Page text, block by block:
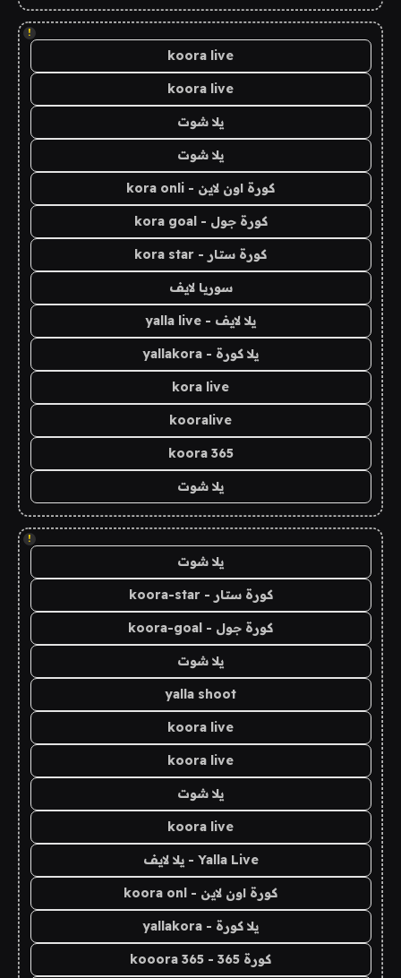
!
koora live
koora live
يلا شوت
يلا شوت
كورة اون لاين - kora onli
كورة جول - kora goal
كورة ستار - kora star
سوريا لايف
يلا لايف - yalla live
يلا كورة - yallakora
kora live
kooralive
koora 365
يلا شوت
!
يلا شوت
كورة ستار - koora-star
كورة جول - koora-goal
يلا شوت
yalla shoot
koora live
koora live
يلا شوت
koora live
Yalla Live - يلا لايف
كورة اون لاين - koora onl
يلا كورة - yallakora
كورة 365 - kooora 365